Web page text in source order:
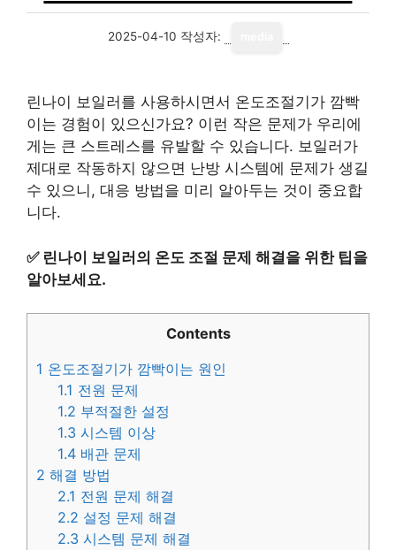
2025-04-10 작성자:
린나이 보일러를 사용하시면서 온도조절기가 깜빡
이는 경험이 있으신가요? 이런 작은 문제가 우리에
게는 큰 스트레스를 유발할 수 있습니다. 보일러가
제대로 작동하지 않으면 난방 시스템에 문제가 생길
수 있으니, 대응 방법을 미리 알아두는 것이 중요합
니다.
✅ 린나이 보일러의 온도 조절 문제 해결을 위한 팁을
알아보세요.
Contents
1 온도조절기가 깜빡이는 원인
1.1 전원 문제
1.2 부적절한 설정
1.3 시스템 이상
1.4 배관 문제
2 해결 방법
2.1 전원 문제 해결
2.2 설정 문제 해결
2.3 시스템 문제 해결